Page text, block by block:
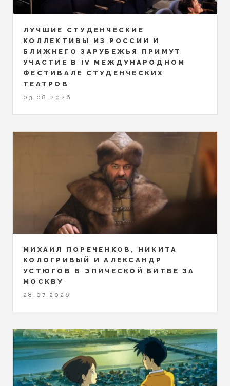
ЛУЧШИЕ СТУДЕНЧЕСКИЕ
КОЛЛЕКТИВЫ ИЗ РОССИИ И
БЛИЖНЕГО ЗАРУБЕЖЬЯ ПРИМУТ
УЧАСТИЕ В IV МЕЖДУНАРОДНОМ
ФЕСТИВАЛЕ СТУДЕНЧЕСКИХ
ТЕАТРОВ
03.08.2026
МИХАИЛ ПОРЕЧЕНКОВ, НИКИТА
КОЛОГРИВЫЙ И АЛЕКСАНДР
УСТЮГОВ В ЭПИЧЕСКОЙ БИТВЕ ЗА
МОСКВУ
28.07.2026